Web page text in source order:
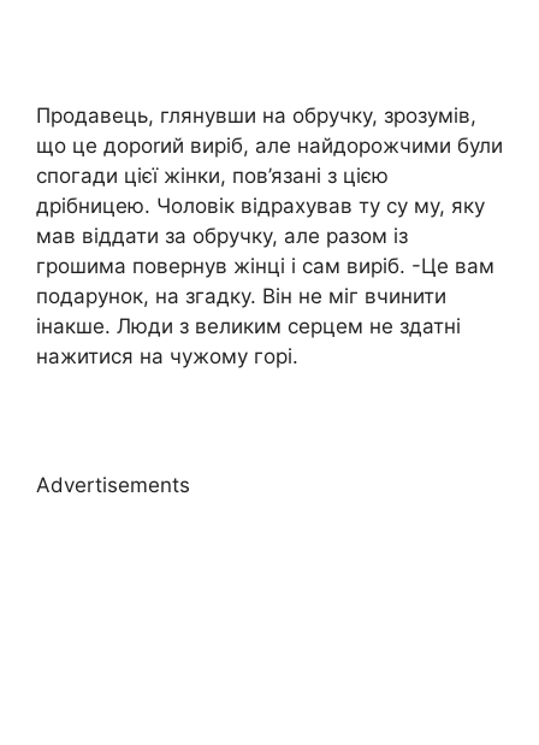
Продавець, глянувши на обручку, зрозумів,
що це дороrий виріб, але найдорожчими були
спогади цієї жінки, пов’язані з цією
дрібницею. Чоловік відрахував ту су му, яку
мав віддати за обручку, але разом із
грошима повернув жінці і сам виріб. -Це вам
подарунок, на згадку. Він не міг вчинити
інакше. Люди з великим серцем не здатні
нажитися на чужому горі.
Advertisements